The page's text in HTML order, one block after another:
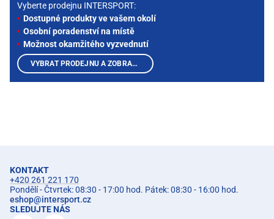
Vyberte prodejnu INTERSPORT:
Dostupné produkty ve vašem okolí
Osobní poradenství na místě
Možnost okamžitého vyzvednutí
VYBRAT PRODEJNU A ZOBRAZIT PRODUKTY
KONTAKT
+420 261 221 170
Pondělí - Čtvrtek: 08:30 - 17:00 hod. Pátek: 08:30 - 16:00 hod.
eshop@intersport.cz
SLEDUJTE NÁS